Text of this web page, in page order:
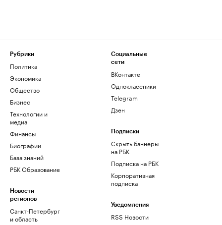
Рубрики
Политика
Экономика
Общество
Бизнес
Технологии и
медиа
Финансы
Биографии
База знаний
РБК Образование
Новости
регионов
Санкт-Петербург
и область
Социальные
сети
ВКонтакте
Одноклассники
Telegram
Дзен
Подписки
Скрыть баннеры
на РБК
Подписка на РБК
Корпоративная
подписка
Уведомления
RSS Новости